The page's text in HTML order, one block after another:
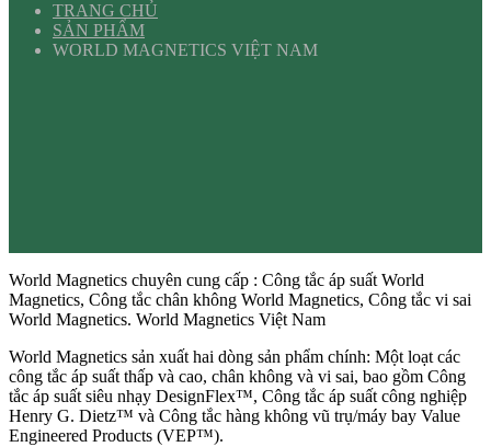
TRANG CHỦ
SẢN PHẨM
WORLD MAGNETICS VIỆT NAM
World Magnetics chuyên cung cấp : Công tắc áp suất World
Magnetics, Công tắc chân không World Magnetics, Công tắc vi sai
World Magnetics. World Magnetics Việt Nam
World Magnetics sản xuất hai dòng sản phẩm chính: Một loạt các
công tắc áp suất thấp và cao, chân không và vi sai, bao gồm Công
tắc áp suất siêu nhạy DesignFlex™, Công tắc áp suất công nghiệp
Henry G. Dietz™ và Công tắc hàng không vũ trụ/máy bay Value
Engineered Products (VEP™).